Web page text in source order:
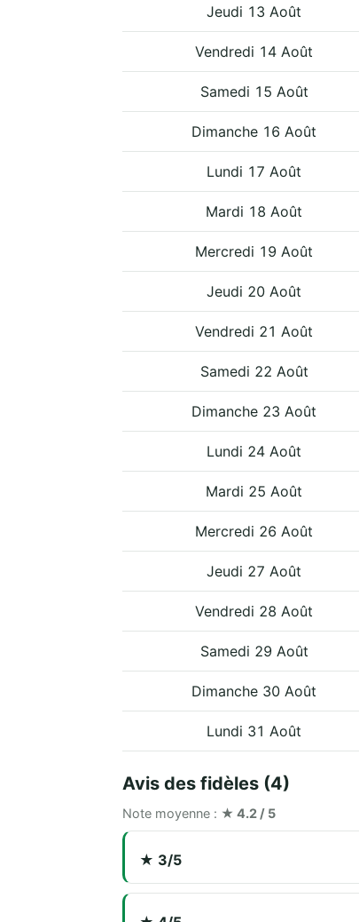
Jeudi 13 Août
Vendredi 14 Août
Samedi 15 Août
Dimanche 16 Août
Lundi 17 Août
Mardi 18 Août
Mercredi 19 Août
Jeudi 20 Août
Vendredi 21 Août
Samedi 22 Août
Dimanche 23 Août
Lundi 24 Août
Mardi 25 Août
Mercredi 26 Août
Jeudi 27 Août
Vendredi 28 Août
Samedi 29 Août
Dimanche 30 Août
Lundi 31 Août
Avis des fidèles (4)
Note moyenne : ★ 4.2 / 5
★ 3/5